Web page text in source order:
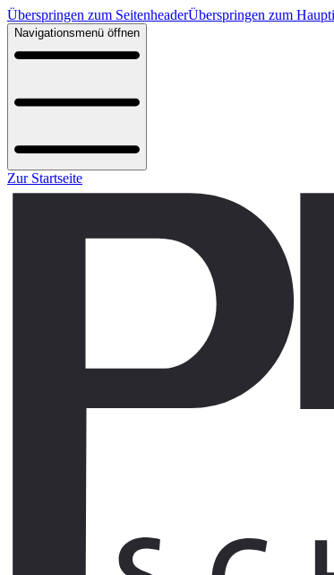
Überspringen zum SeitenheaderÜberspringen zum
Navigationsmenü öffnen
Zur Startseite